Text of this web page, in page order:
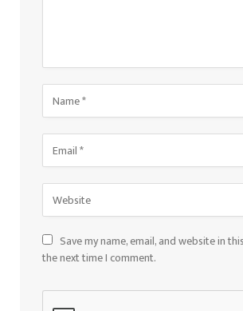
Save my name, email, and website in
the next time I comment.